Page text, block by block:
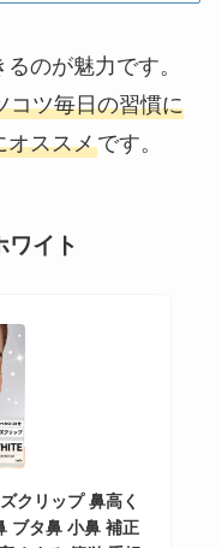
のが魅力です。
コツ毎日の習慣に
オススメです。
ワイト
クリップ 鼻高く
ブタ鼻 小鼻 補正